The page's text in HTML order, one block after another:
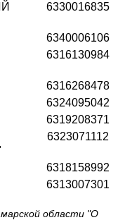
6330016835
6340006106
6316130984
6316268478
6324095042
6319208371
6323071112
6318158992
6313007301
области "О